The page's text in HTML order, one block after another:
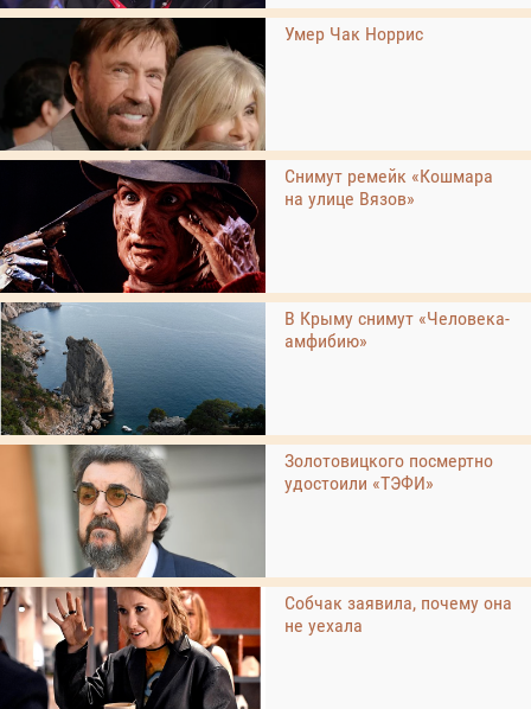
Умер Чак Норрис
Снимут ремейк «Кошмара
на улице Вязов»
В Крыму снимут «Человека-
амфибию»
Золотовицкого посмертно
удостоили «ТЭФИ»
Собчак заявила, почему она
не уехала